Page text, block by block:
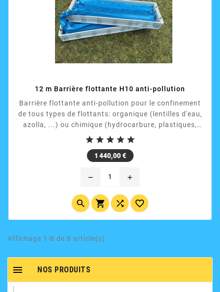
12 m Barrière flottante H10 anti-pollution
Barrière flottante anti-pollution pour le confinement
de tous types de flottants: organique (lentilles d'eau,
azolla, ...) ou chimique (hydrocarbure, plastiques,
...). Constitué d'un boudin flottant, d'une chaine inox
hydrocarbures. Léger et facilement manipulable a
totale 10 cm, dont 5 cm immergé.
    
1 440,00 € Prix
remove add
   
Affichage 1-8 de 8 article(s)
NOS PRODUITS
